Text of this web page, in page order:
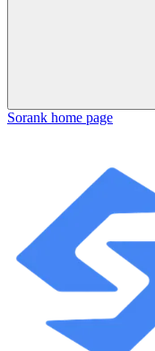
Sorank home page